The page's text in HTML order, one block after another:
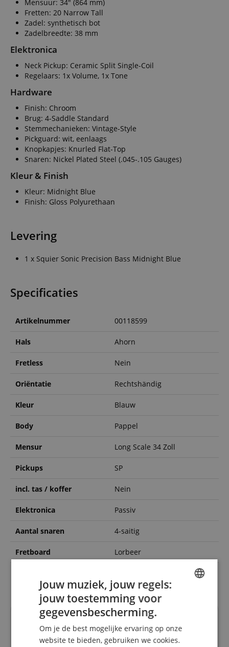
Mensuur: 34" (864 mm)
Fretten: 20 Narrow Tall
Zadel: synthetisch bot
Zadelbreedte: 38 mm
Elektronica
Neck Pickup: Ceramic Split Single-Coil
Regelaars: 1x Volume, 1x Tone
Hardware
Finish: Chroom
Brug: 4-Saddle Standard
Stemmechanieken: Vintage-Style
Pickguard: wit, eenlaags
Knopkapjes: Knurled Flat-Top
Snaren: Nickel Plated Steel (.045-.105 Gauges)
Kleur & Finish
Kleur: Midnight Blue
Finish: Gloss Polyurethaan
Levering
1 x Squier Sonic Precision Bass Midnight Blue
Specificaties
Artikelnummer 00118599
Hals Ahorn
Fretless Nein
Oriëntatie Rechtshändig
Kleur Blauw
Body Pappel
Mensur Long Scale 34 Zoll
Pickups SP
incl. tas / koffer Nein
Elektronica Passiv
Aantal snaren 4-saitig
Fretboard Lorbeer
Recensies van klanten
Jouw muziek, jouw regels:
jouw toestemming voor
gegevensbescherming.
Om je de best mogelijke ervaring op onze
website te bieden, gebruiken we cookies.